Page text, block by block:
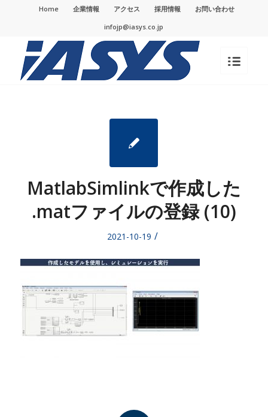
Home 企業情報 アクセス 採用情報
お問い合わせ
infojp@iasys.co.jp
MatlabSimlinkで作成した
.matファイルの登録 (10)
2021-10-19 /